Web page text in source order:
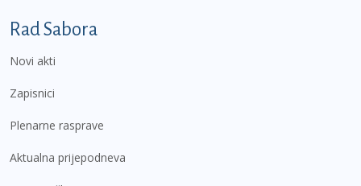
Podnožje prvi izbornik
Rad Sabora
Novi akti
Zapisnici
Plenarne rasprave
Aktualna prijepodneva